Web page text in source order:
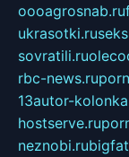
oooagrosnab.ru
ukrasotki.ru
sovratili.ru
rbc-news.ru
13autor-
hostserve.ru
neznobi.ru